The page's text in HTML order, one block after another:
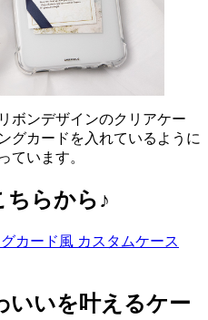
ボンデザインのクリアケー
グカードを入れているように
ています。
ちらから♪
カード風 カスタムケース
いいを叶えるケー